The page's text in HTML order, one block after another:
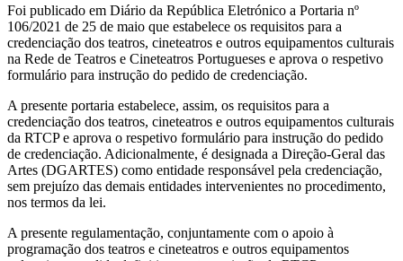
Foi publicado em Diário da República Eletrónico a Portaria nº
106/2021 de 25 de maio que estabelece os requisitos para a
credenciação dos teatros, cineteatros e outros equipamentos culturais
na Rede de Teatros e Cineteatros Portugueses e aprova o respetivo
formulário para instrução do pedido de credenciação.
A presente portaria estabelece, assim, os requisitos para a
credenciação dos teatros, cineteatros e outros equipamentos culturais
da RTCP e aprova o respetivo formulário para instrução do pedido
de credenciação. Adicionalmente, é designada a Direção-Geral das
Artes (DGARTES) como entidade responsável pela credenciação,
sem prejuízo das demais entidades intervenientes no procedimento,
nos termos da lei.
A presente regulamentação, conjuntamente com o apoio à
programação dos teatros e cineteatros e outros equipamentos